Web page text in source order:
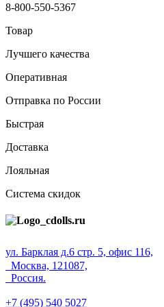
8-800-550-5367
Товар
Лучшего качества
Оперативная
Отправка по России
Быстрая
Доставка
Лояльная
Система скидок
ул. Барклая д.6 стр. 5, офис 116,
Москва, 121087,
Россия.
+7 (495) 540 5027